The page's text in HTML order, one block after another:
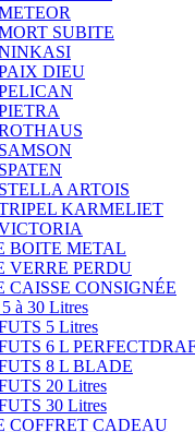
SUBITE
DIEU
SAMSON
SPATEN
STELLA ARTOIS
KARMELIET
BOITE METAL
VERRE PERDU
CAISSE CONSIGNÉE
à 30 Litres
5 Litres
6 L
8 L BLADE
20 Litres
30 Litres
COFFRET CADEAU